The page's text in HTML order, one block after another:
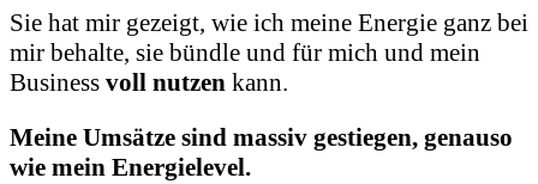
Sie hat mir gezeigt, wie ich meine Energie ganz bei
mir behalte, sie bündle und für mich und mein
Business voll nutzen kann.
Meine Umsätze sind massiv gestiegen, genauso
wie mein Energielevel.